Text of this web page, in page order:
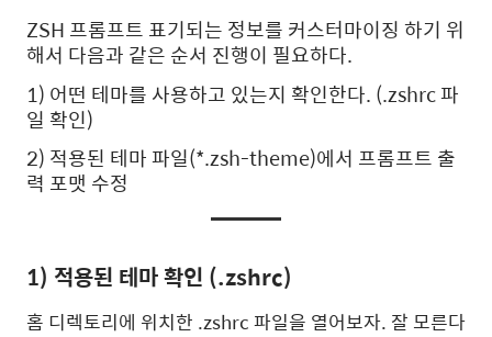
ZSH 프롬프트 표기되는 정보를 커스터마이징 하기 위
해서 다음과 같은 순서 진행이 필요하다.
1) 어떤 테마를 사용하고 있는지 확인한다. (.zshrc 파
일 확인)
2) 적용된 테마 파일(*.zsh-theme)에서 프롬프트 출
력 포맷 수정
1) 적용된 테마 확인 (.zshrc)
홈 디렉토리에 위치한 .zshrc 파일을 열어보자. 잘 모른다